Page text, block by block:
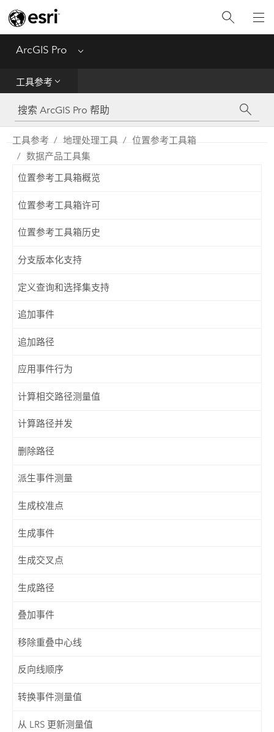
ArcGIS Pro Menu
工具参考
工具参考
Python
SDK
工具参考 地理处理工具
位置参考工具箱
数据产品工具集
位置参考工具箱概览
位置参考工具箱许可
位置参考工具箱历史
分支版本化支持
定义查询和选择集支持
追加事件
追加路径
应用事件行为
计算相交路径测量值
计算路径并发
删除路径
派生事件测量
生成校准点
生成事件
生成交叉点
生成路径
叠加事件
移除重叠中心线
反向线顺序
转换事件测量值
从 LRS 更新测量值